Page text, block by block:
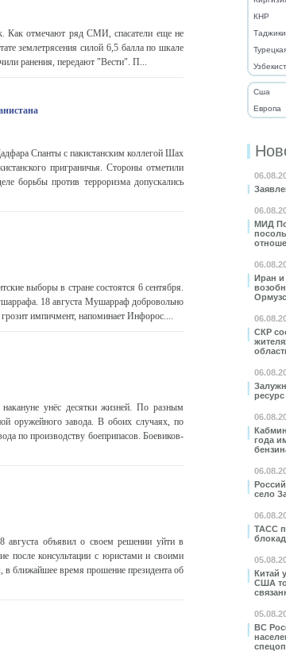
КНР
Cша
Eвропа
МИД
Иран и
СКР
года
село
ТАСС
Китай
США
ВС
Как отмечают ряд СМИ, спасатели еще не
землетрясения силой 6,5 балла по шкале
ранения, передают "Вести". П...
Спанты с пакистанским коллегой Шах
приграничья. Стороны отметили
борьбы против терроризма допускались
выборы в стране состоятся 6 сентября.
18 августа Мушарраф добровольно
импичмент, напоминает Инфорос....
накануне унёс десятки жизней. По разным
оружейного завода. В обоих случаях, по
по производству боеприпасов. Боевиков-
августа объявил о своем решении уйти в
после консультации с юристами и своими
в ближайшее время прошение президента об